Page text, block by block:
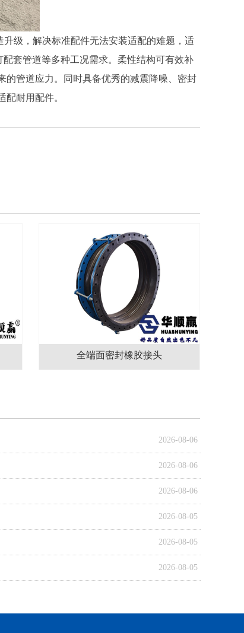
级，解决标准配件无法安装适配的难题，适
套管道等多种工况需求。柔性结构可有效补
的管道应力。同时具备优秀的减震降噪、密封
耐用配件。
全端面密封橡胶接头
2026-08-06
2026-08-06
2026-08-06
2026-08-05
2026-08-05
2026-08-05